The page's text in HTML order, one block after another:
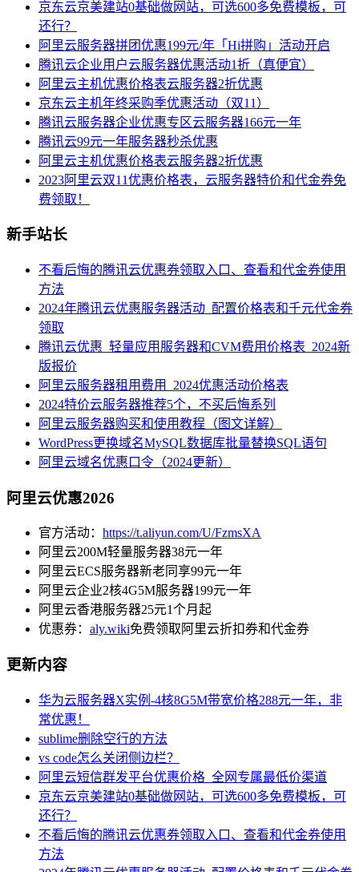
京东云京美建站0基础做网站，可选600多免费模板，可
还行？
阿里云服务器拼团优惠199元/年「Hi拼购」活动开启
腾讯云企业用户云服务器优惠活动1折（真便宜）
阿里云主机优惠价格表云服务器2折优惠
京东云主机年终采购季优惠活动（双11）
腾讯云服务器企业优惠专区云服务器166元一年
腾讯云99元一年服务器秒杀优惠
阿里云主机优惠价格表云服务器2折优惠
2023阿里云双11优惠价格表，云服务器特价和代金券免
费领取！
新手站长
不看后悔的腾讯云优惠券领取入口、查看和代金券使用
方法
2024年腾讯云优惠服务器活动_配置价格表和千元代金券
领取
腾讯云优惠_轻量应用服务器和CVM费用价格表_2024新
版报价
阿里云服务器租用费用_2024优惠活动价格表
2024特价云服务器推荐5个，不买后悔系列
阿里云服务器购买和使用教程（图文详解）
WordPress更换域名MySQL数据库批量替换SQL语句
阿里云域名优惠口令（2024更新）
阿里云优惠2026
官方活动： https://t.aliyun.com/U/FzmsXA
阿里云200M轻量服务器38元一年
阿里云ECS服务器新老同享99元一年
阿里云企业2核4G5M服务器199元一年
阿里云香港服务器25元1个月起
优惠券： aly.wiki免费领取阿里云折扣券和代金券
更新内容
华为云服务器X实例-4核8G5M带宽价格288元一年，非
常优惠！
sublime删除空行的方法
vs code怎么关闭侧边栏？
阿里云短信群发平台优惠价格_全网专属最低价渠道
京东云京美建站0基础做网站，可选600多免费模板，可
还行？
不看后悔的腾讯云优惠券领取入口、查看和代金券使用
方法